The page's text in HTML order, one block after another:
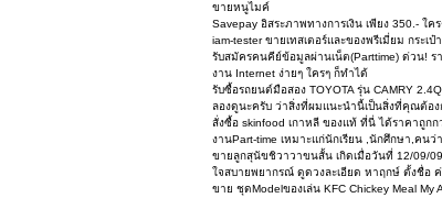
ขายหนูไมค์
Savepay อิสระภาพทางการเงิน เพียง 350.- ใ
iam-tester ขายเทสเตอร์และของพรีเมี่ยม กระเ
รับสมัครคนคีย์ข้อมูลผ่านเน็ต(Parttime) ด่วน! ร
งาน Internet ง่ายๆ ใครๆ ก็ทำได้
รับซื้อรถยนต์มือสอง TOYOTA รุ่น CAMRY
ลองดูนะครับ ว่าสิ่งที่ผมแนะนำนี้เป็นสิ่งที่คุณต้อง
สั่งซื้อ skinfood เกาหลี ของแท้ ที่นี่ ได้ราคาถู
งานPart-time เหมาะแก่นักเรียน ,นักศึกษา,คนว่
ขายลูกสุนัขชิวาวาขนสั้น เกิดเมื่อวันที่ 12/09/09
ใจสบายพยากรณ์ ดูดวงละเอียด หาฤกษ์ ตั้งชื่อ
ขาย ชุดModelของเล่น KFC Chickey Meal My